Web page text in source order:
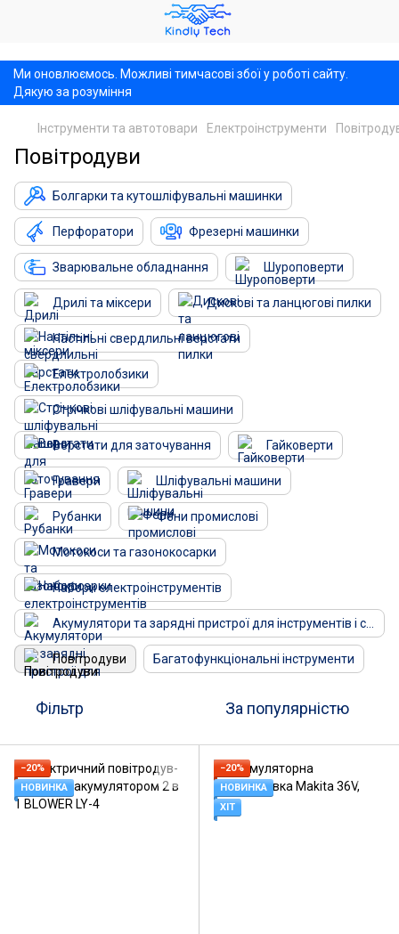
Ми оновлюємось. Можливі тимчасові збої у роботі сайту.
Дякую за розуміння
Інструменти та автотовари Електроінструменти
Повітродуви
Болгарки та кутошліфувальні машинки
Перфоратори Фрезерні машинки
Зварювальне обладнання Шуроповерти
Дрилі та міксери Дискові та ланцюгові пилки
Настільні свердлильні верстати
Електролобзики
Стрічкові шліфувальні машини
Верстати для заточування Гайковерти
Гравери Шліфувальні машини
Рубанки Фени промислові
Мотокоси та газонокосарки
Набори електроінструментів
Повітродуви Багатофункціональні інструменти
Фільтр За популярністю
−20%
НОВИНКА
−20%
НОВИНКА
ХІТ